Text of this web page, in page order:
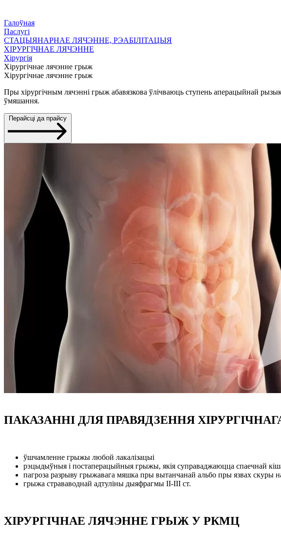
Галоўная
Паслугі
СТАЦЫЯНАРНАЕ ЛЯЧЭННЕ, РЭАБІЛІТАЦЫЯ
ХІРУРГІЧНАЕ ЛЯЧЭННЕ
Хірургія
Хірургічнае лячэнне грыж
Хірургічнае лячэнне грыж
Пры хірургічным лячэнні грыж абавязкова ўлічваюць ступень аперацыйнай
ўмяшання.
Перайсці да прайсу
ПАКАЗАННІ ДЛЯ ПРАВЯДЗЕННЯ
ўшчамленне грыжы любой лакалізацыі
рэцыдыўныя і постаперацыйныя грыжы, якія суправаджаюцца спаечнай
пагроза разрыву грыжавага мяшка пры вытанчанай альбо пры язвах скуры
грыжа страваводнай адтуліны дыяфрагмы II-III ст.
ХІРУРГІЧНАЕ ЛЯЧЭННЕ ГРЫЖ У РКМЦ